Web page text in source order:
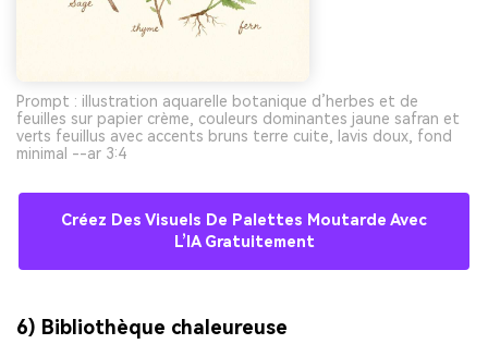
Prompt : illustration aquarelle botanique d’herbes et de
feuilles sur papier crème, couleurs dominantes jaune safran et
verts feuillus avec accents bruns terre cuite, lavis doux, fond
minimal --ar 3:4
Créez Des Visuels De Palettes Moutarde Avec
L’IA Gratuitement
6) Bibliothèque chaleureuse